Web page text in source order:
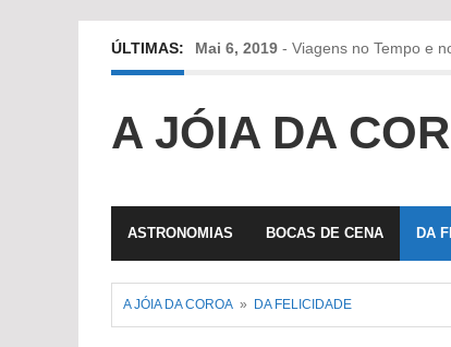
ÚLTIMAS: Mai 6, 2019 - Viagens no Tempo e
Fev 22, 2019-Jorge Rodrigues
A JÓIA DA
ASTRONOMIAS BOCAS DE CENA DA
A JÓIA DA COROA » DA FELICIDADE